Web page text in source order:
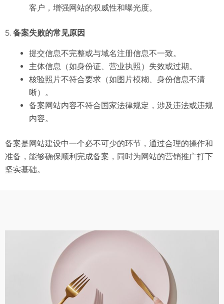
客户，增强网站的权威性和曝光度。
5. 备案失败的常见原因
提交信息不完整或与域名注册信息不一致。
主体信息（如身份证、营业执照）失效或过期。
核验照片不符合要求（如图片模糊、身份信息不清
晰）。
备案网站内容不符合国家法律规定，涉及违法或违规
内容。
备案是网站建设中一个必不可少的环节，通过合理的操作和
准备，能够确保顺利完成备案，同时为网站的营销推广打下
坚实基础。